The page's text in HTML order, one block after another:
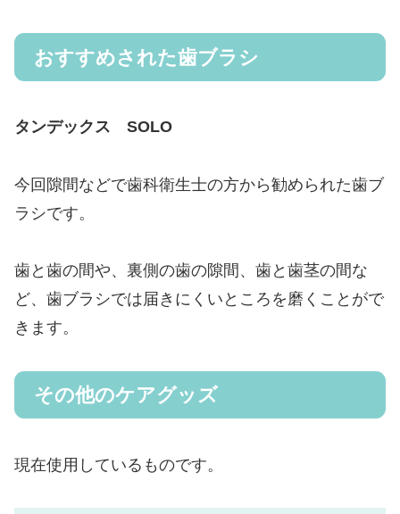
おすすめされた歯ブラシ
タンデックス SOLO
今回隙間などで歯科衛生士の方から勧められた歯ブ
ラシです。
歯と歯の間や、裏側の歯の隙間、歯と歯茎の間な
ど、歯ブラシでは届きにくいところを磨くことがで
きます。
その他のケアグッズ
現在使用しているものです。